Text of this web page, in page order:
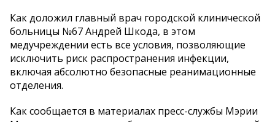
Как доложил главный врач городской клинической
больницы №67 Андрей Шкода, в этом
медучреждении есть все условия, позволяющие
исключить риск распространения инфекции,
включая абсолютно безопасные реанимационные
отделения.
Как сообщается в материалах пресс-службы Мэрии